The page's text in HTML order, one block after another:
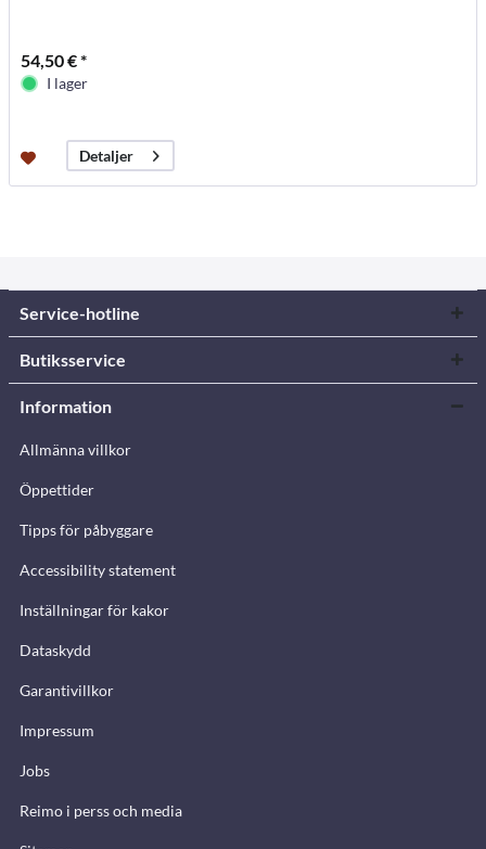
54,50 € *
I lager
Detaljer
Service-hotline
Butiksservice
Information
Allmänna villkor
Öppettider
Tipps för påbyggare
Accessibility statement
Inställningar för kakor
Dataskydd
Garantivillkor
Impressum
Jobs
Reimo i perss och media